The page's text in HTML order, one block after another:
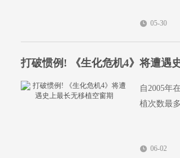
05-30
打破惯例! 《生化危机4》将遭遇
自2005年
植次数最
06-02